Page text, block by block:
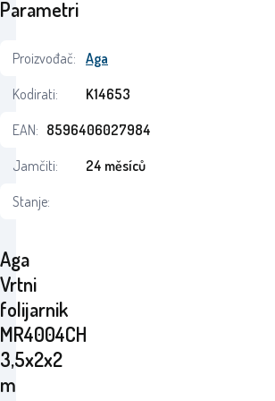
Aga
Vrtni
folijarnik
MR4004CH
3,5x2x2
m
Parametri
Proizvođač: Aga
Kodirati:
K14653
EAN: 8596406027984
Jamčiti:
24 měsíců
Stanje: